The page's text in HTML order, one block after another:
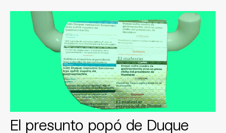
El presunto popó de Duque